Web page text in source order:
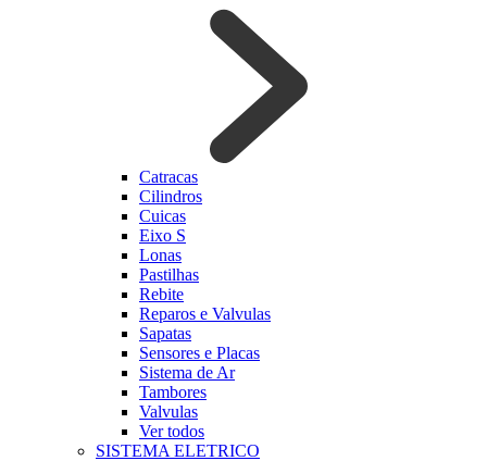
Catracas
Cilindros
Cuicas
Eixo S
Lonas
Pastilhas
Rebite
Reparos e Valvulas
Sapatas
Sensores e Placas
Sistema de Ar
Tambores
Valvulas
Ver todos
SISTEMA ELETRICO